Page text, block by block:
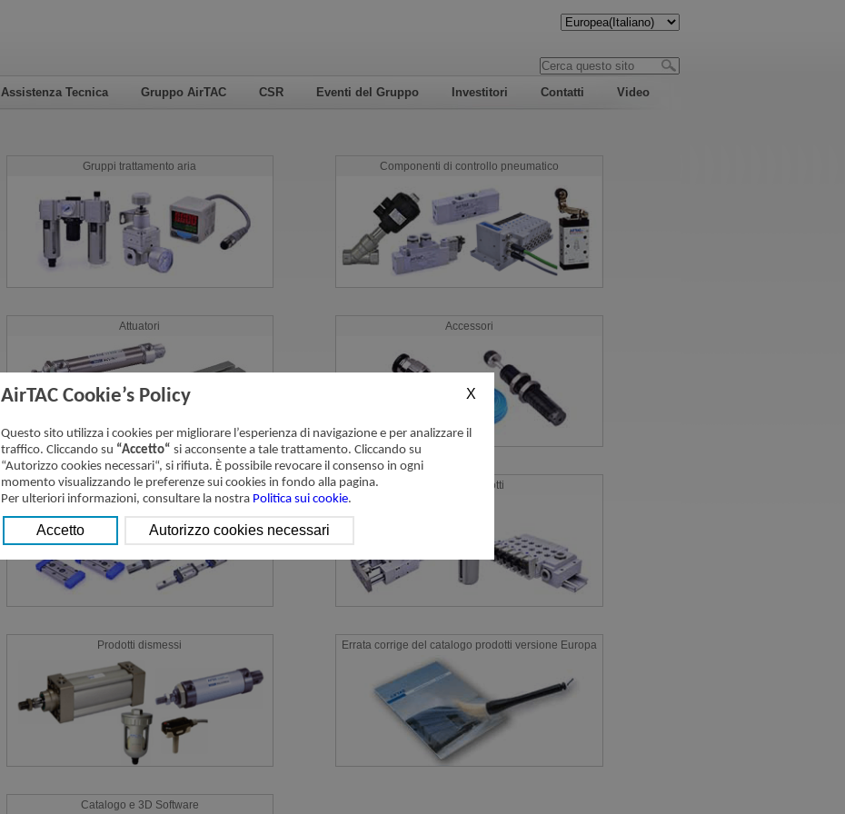
Assistenza Tecnica Gruppo AirTAC CSR Eventi del Gruppo Investitori Contatti Video
Gruppi trattamento aria Componenti di controllo pneumatico
Attuatori Accessori
Guide lineari Nuovi Prodotti
Prodotti dismessi Errata corrige del catalogo prodotti versione Europa
Catalogo e 3D Software
AirTAC Cookie’s Policy
Questo sito utilizza i cookies per migliorare l’esperienza di navigazione e per analizzare il
traffico. Cliccando su “Accetto“ si acconsente a tale trattamento. Cliccando su
“Autorizzo cookies necessari“, si rifiuta. È possibile revocare il consenso in ogni
momento visualizzando le preferenze sui cookies in fondo alla pagina.
Per ulteriori informazioni, consultare la nostra Politica sui cookie.